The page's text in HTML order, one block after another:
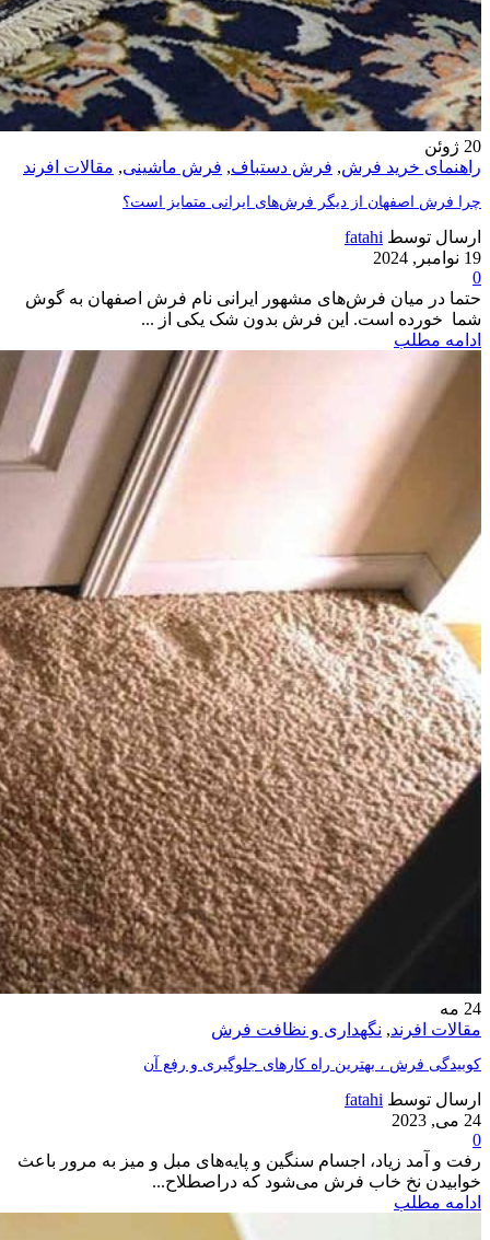
20 ژوئن
راهنمای خرید فرش, فرش دستباف, فرش ماشینی, مقالات افرند
چرا فرش اصفهان از دیگر فرش‌های ایرانی متمایز است؟
ارسال توسط fatahi
19 نوامبر, 2024
0
حتما در میان فرش‌های مشهور ایرانی نام فرش اصفهان به گوش
شما خورده است. این فرش بدون شک یکی از ...
ادامه مطلب
24 مه
مقالات افرند, نگهداری و نظافت فرش
کوبیدگی فرش ، بهترین راه کارهای جلوگیری و رفع آن
ارسال توسط fatahi
24 می, 2023
0
رفت و آمد زیاد، اجسام سنگین و پایه‌های مبل و میز به ‌مرور باعث
خوابیدن نخ خاب فرش می‌شود که دراصطلاح...
ادامه مطلب